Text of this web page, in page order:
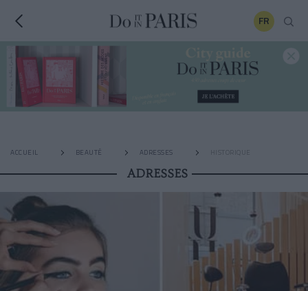
FR
ACCUEIL BEAUTÉ ADRESSES HISTORIQUE
ADRESSES